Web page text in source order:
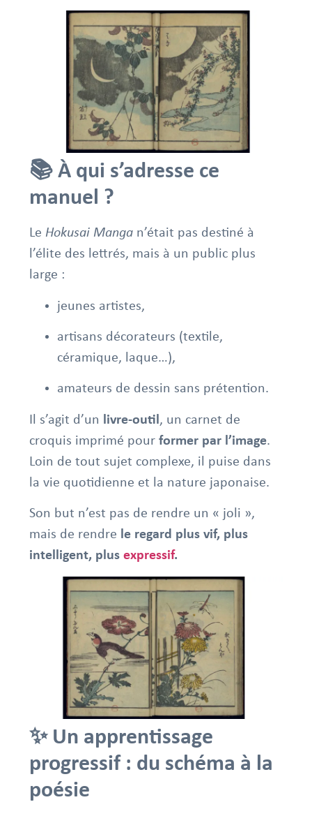
📚 À qui s’adresse ce
manuel ?
Le Hokusai Manga n’était pas destiné à
l’élite des lettrés, mais à un public plus
large :
jeunes artistes,
artisans décorateurs (textile,
céramique, laque…),
amateurs de dessin sans prétention.
Il s’agit d’un livre-outil , un carnet de
croquis imprimé pourformer par l’image.
Loin de tout sujet complexe, il puise dans
la vie quotidienne et la nature japonaise.
Son but n’est pas de rendre un « joli »,
mais de rendre le regard plus vif, plus
intelligent, plusexpressif.
✨ Un apprentissage
progressif : du schéma à la
poésie